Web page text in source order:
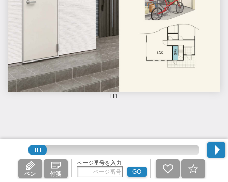
H1
ペン 付箋
ページ番号を入力
GO